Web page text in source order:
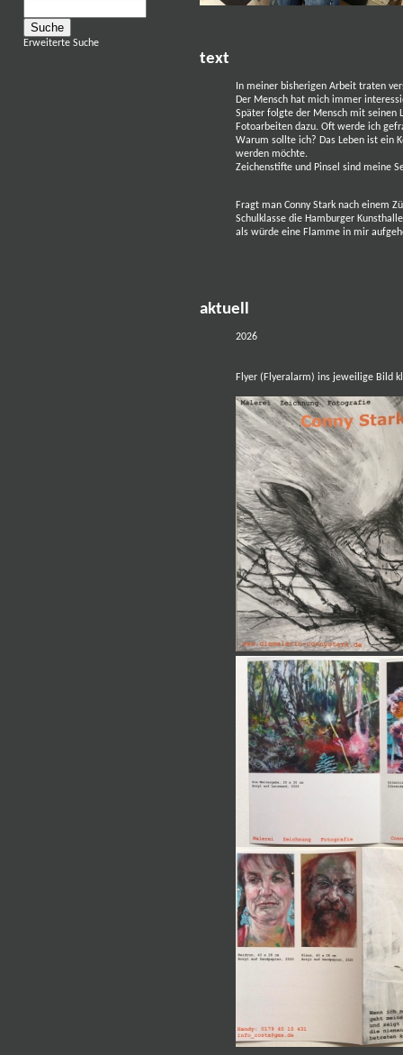
Erweiterte Suche
text
In meiner bisherigen Arbeit traten
Der Mensch hat mich immer
Später folgte der Mensch mit seinen
Fotoarbeiten dazu. Oft werde ich
Warum sollte ich? Das Leben ist ein
werden möchte.
Zeichenstifte und Pinsel sind meine
Fragt man Conny Stark nach einem
Schulklasse die Hamburger
als würde eine Flamme in mir
aktuell
2026
Flyer (Flyeralarm) ins jeweilige Bild